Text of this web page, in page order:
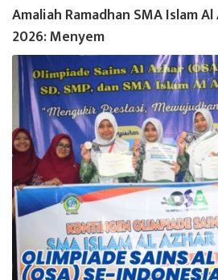
Amaliah Ramadhan SMA Islam
2026: Menyem